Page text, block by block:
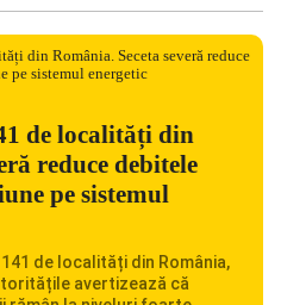
de localități din
reduce debitele
pe sistemul
de localități din România,
avertizează că